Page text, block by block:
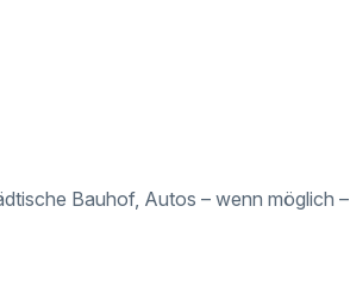
Bauhof, Autos – wenn möglich –